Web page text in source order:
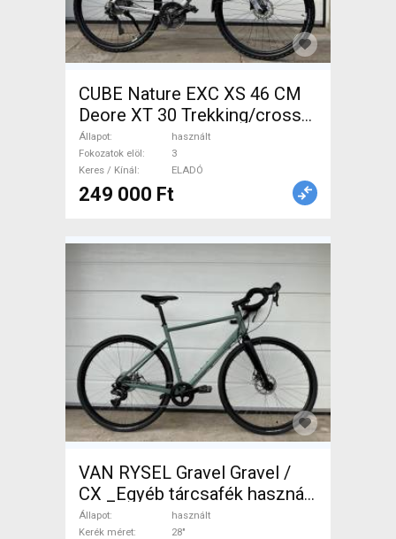
CUBE Nature EXC XS 46 CM
Deore XT 30 Trekking/cross
tárcsafék használt ELADÓ
Állapot
használt
Fokozatok elöl
3
Keres / Kínál
ELADÓ
249 000 Ft
VAN RYSEL Gravel Gravel /
CX _Egyéb tárcsafék használt
ELADÓ
Állapot
használt
Kerék méret
28"